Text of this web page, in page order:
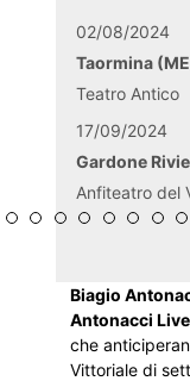
02/08/2024
Taormina
Teatro Antico
17/09/2024
Gardone
Anfiteatro del
Biagio
Antonacci
che
Vittoriale di